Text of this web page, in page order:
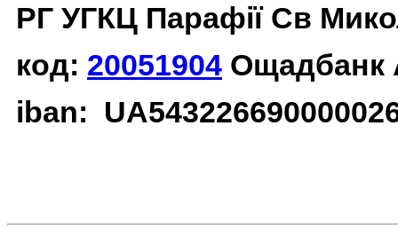
РГ УГКЦ Парафії Св
код: 20051904 Ощадбанк
iban: